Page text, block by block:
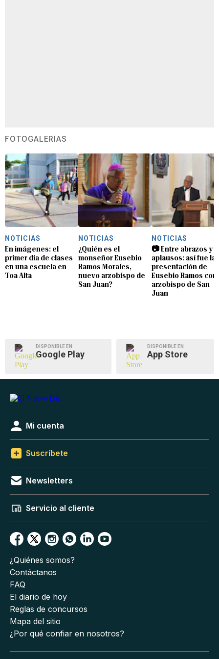
FOTOGALERÍAS
NOTICIAS
En imágenes: el
primer día de clases
en una escuela en
Toa Alta
NOTICIAS
¿Quién es el
monseñor Eusebio
Ramos Morales,
nuevo arzobispo de
San Juan?
NOTICIAS
📷 Entre abrazos y
aplausos: así fue la
presentación de
Eusebio Ramos
arzobispo de San
Juan
DISPONIBLE EN
Google Play
DISPONIBLE EN
App Store
Mi cuenta
Suscríbete
Newsletters
Servicio al cliente
¿Quiénes somos?
Contáctanos
FAQ
El diario de hoy
Reglas de concursos
Mapa del sitio
¿Por qué confiar en nosotros?